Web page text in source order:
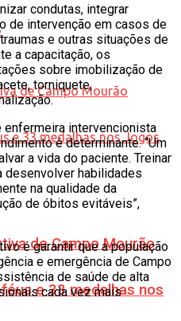
de Campo Mourão
e 33 medalhas nos
condutas, integrar
de intervenção em casos de
e outras situações de
a capacitação, os
sobre imobilização de
torniquete,
enfermeira intervencionista
é determinante. “Um
a vida do paciente. Treinar
desenvolver habilidades
na qualidade da
de óbitos evitáveis”,
é garantir que a população
e emergência de Campo
de saúde de alta
cada vez mais